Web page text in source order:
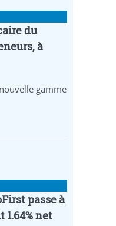
du
à
gamme
passe à
1.64% net